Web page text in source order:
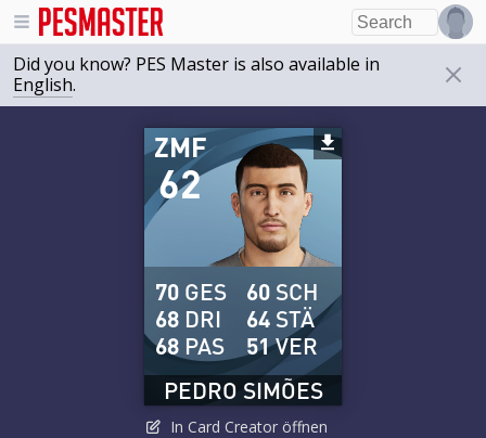
Did you know? PES Master is also available in
English.
62
ZMF
PEDRO SIMÕES
70 GES
68 DRI
68 PAS
60 SCH
64 STÄ
51VER
In Card Creator öffnen